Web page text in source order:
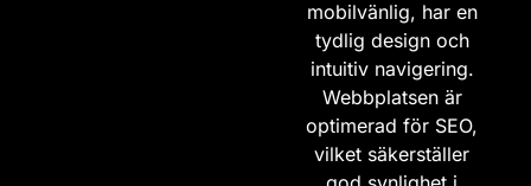
mobilvänlig, har en
tydlig design och
intuitiv navigering.
Webbplatsen är
optimerad för SEO,
vilket säkerställer